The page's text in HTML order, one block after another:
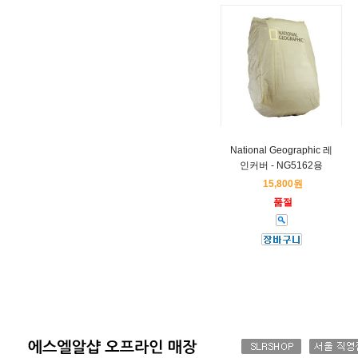
National Geographic 레
인커버 - NG5162용
15,800원
품절